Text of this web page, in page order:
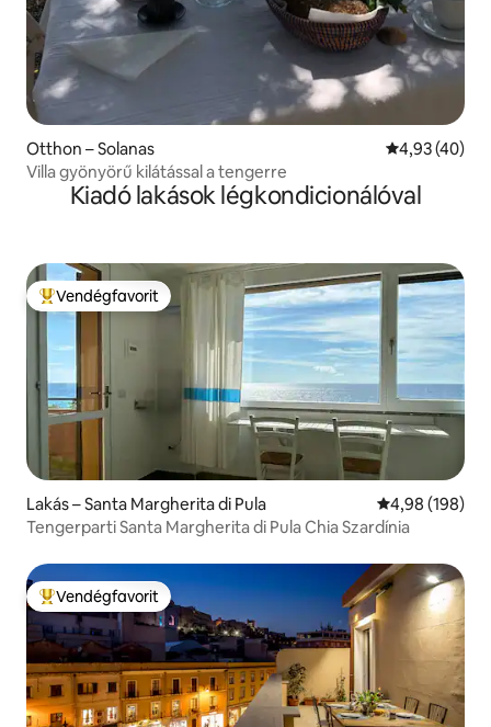
Otthon – Solanas Átlagos
4,93 (40)
Villa gyönyörű kilátással a tengerre
Kiadó lakások légkondicionálóval
Kiemelt vendégfavorit
Vendégfavorit
Lakás – Santa Margherita di Pula Átlagos
4,98 (198)
Tengerparti Santa Margherita di Pula Chia Szardínia
Kiemelt vendégfavorit
Vendégfavorit